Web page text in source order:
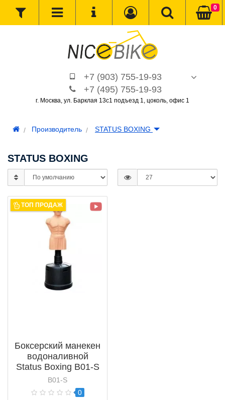
+7 (903) 755-19-93
+7 (495) 755-19-93
г. Москва, ул. Барклая 13с1 подъезд 1, цоколь, офис 1
0
Производитель STATUS BOXING
STATUS BOXING
ТОП ПРОДАЖ
Боксерский манекен
водоналивной
Status Boxing B01-S
B01-S
0